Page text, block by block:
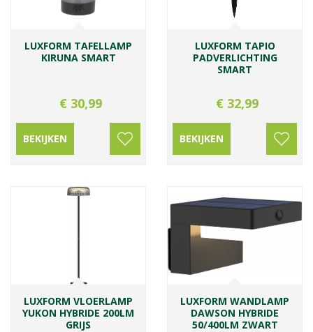
LUXFORM TAFELLAMP
KIRUNA SMART
€ 30,99
BEKIJKEN
LUXFORM TAPIO
PADVERLICHTING
SMART
€ 32,99
BEKIJKEN
LUXFORM VLOERLAMP
YUKON HYBRIDE 200LM
GRIJS
LUXFORM WANDLAMP
DAWSON HYBRIDE
50/400LM ZWART